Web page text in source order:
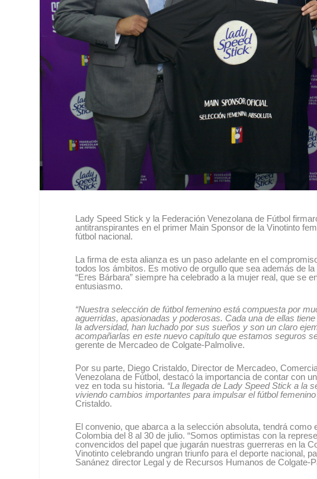
Lady Speed Stick y la Federación Venezolana de Fútbol
antitranspirantes en el primer Main Sponsor de la Vinotinto
fútbol nacional.
La firma de esta alianza es un paso adelante en el
todos los ámbitos. Es motivo de orgullo que sea además de
“Eres Bárbara” siempre ha celebrado a la mujer real, que se
entusiasmo.
“Nuestra selección de fútbol femenino está compuesta por
aguerridas, apasionadas y poderosas. Cada una de ellas
la adversidad, han luchado por sus sueños y son un claro
acompañarlas en este nuevo capítulo que estamos seguros
gerente de Mercadeo de Colgate-Palmolive.
Por su parte, Diego Cristaldo, Director de Mercadeo,
Venezolana de Fútbol, destacó la importancia de contar con
vez en toda su historia. “La llegada de Lady Speed Stick a la
viviendo cambios importantes para impulsar el fútbol
Cristaldo.
El convenio, que abarca a la selección absoluta, tendrá
Colombia del 8 al 30 de julio. “Somos optimistas con la
convencidos del papel que jugarán nuestras guerreras en la
Vinotinto celebrando ungran triunfo para el deporte nacional,
Sanánez director Legal y de Recursos Humanos de Colgate-